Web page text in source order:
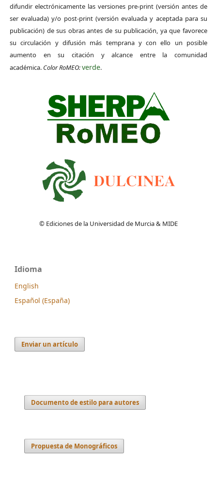
difundir electrónicamente las versiones pre-print (versión antes de
ser evaluada) y/o post-print (versión evaluada y aceptada para su
publicación) de sus obras antes de su publicación, ya que favorece
su circulación y difusión más temprana y con ello un posible
aumento en su citación y alcance entre la comunidad
académica. Color RoMEO:verde.
© Ediciones de la Universidad de Murcia & MIDE
Idioma
English
Español (España)
Enviar un artículo
Documento de estilo para autores
Propuesta de Monográficos